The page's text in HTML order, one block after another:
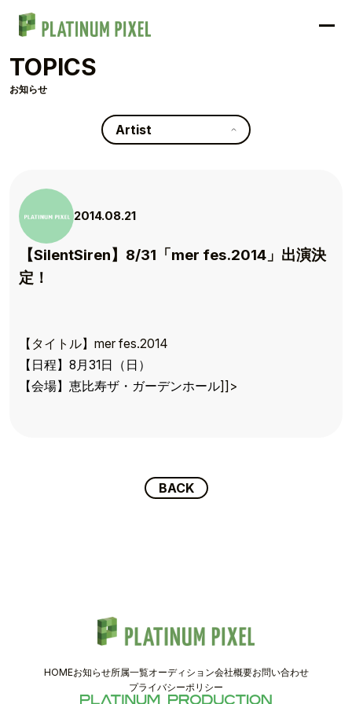
TOP
TOPICS
SCHEDULE
COMPANY
PIXEL SHOP
TOPICS
お知らせ
Artist
2014.08.21
【SilentSiren】8/31「mer fes.2014」出演決
定！
【タイトル】mer fes.2014
【日程】8月31日（日）
【会場】恵比寿ザ・ガーデンホール]]>
BACK
HOMEお知らせ所属一覧オーディション会社概要お問い合わせ
プライバシーポリシー